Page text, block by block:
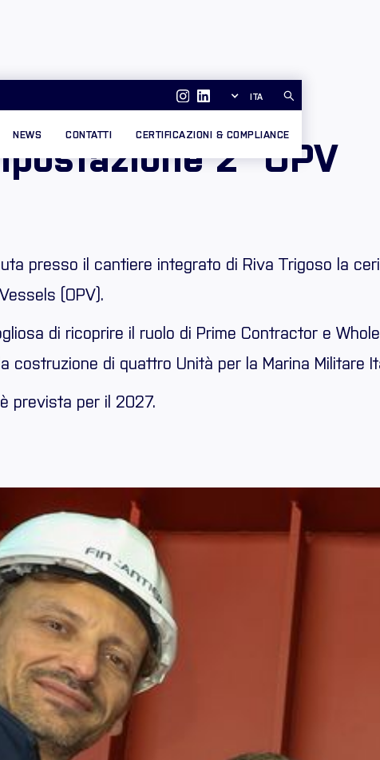
ITA
NEWS CONTATTI CERTIFICAZIONI & COMPLIANCE
2° OPV
presso il cantiere integrato di Riva Trigoso la
(OPV).
di ricoprire il ruolo di Prime Contractor e
costruzione di quattro Unità per la Marina Militare
prevista per il 2027.